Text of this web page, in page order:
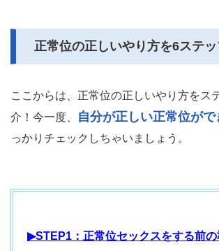
正常位の正しいやり方を6ステ
ここからは、正常位の正しいやり方をス
介！今一度、
自分が正しい正常位がで
っかりチェックしちゃいましょう。
▶STEP1：正常位セックスをする前の